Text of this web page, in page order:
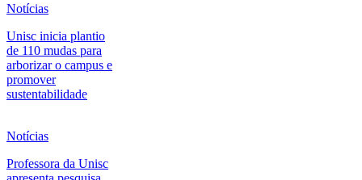
Notícias
Unisc inicia plantio
de 110 mudas para
arborizar o campus e
promover
sustentabilidade
Notícias
Professora da Unisc